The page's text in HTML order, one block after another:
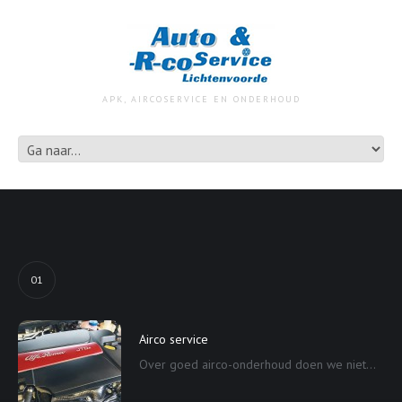
APK, AIRCOSERVICE EN ONDERHOUD
01
Airco service
Over goed airco-onderhoud doen we niet...